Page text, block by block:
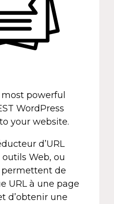
powerful
WordPress
your website.
d’URL
Web, ou
permettent de
URL à une page
d’obtenir une